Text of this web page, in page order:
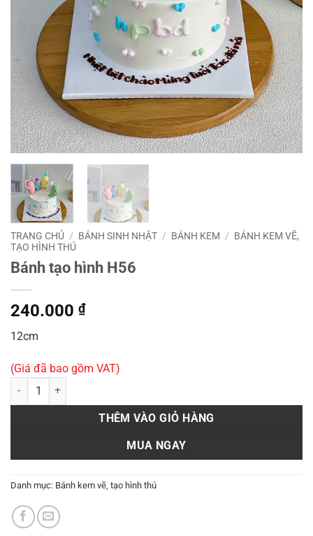
TRANG CHỦ / BÁNH SINH NHẬT / BÁNH KEM / BÁNH KEM VẼ,
TẠO HÌNH THÚ
Bánh tạo hình H56
240.000 ₫
12cm
(Giá đã bao gồm VAT)
Bánh tạo hình H56 số lượng
THÊM VÀO GIỎ HÀNG
MUA NGAY
Danh mục: Bánh kem vẽ, tạo hình thú